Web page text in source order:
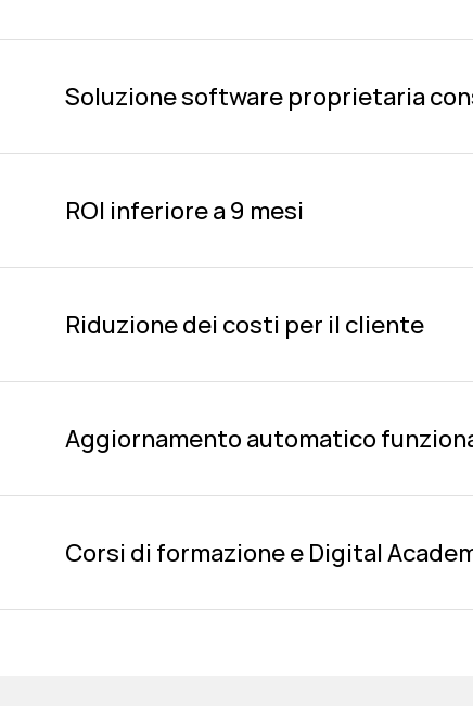
Soluzione software proprietaria
ROI inferiore a 9 mesi
Riduzione dei costi per il cliente
Aggiornamento automatico
Corsi di formazione e Digital